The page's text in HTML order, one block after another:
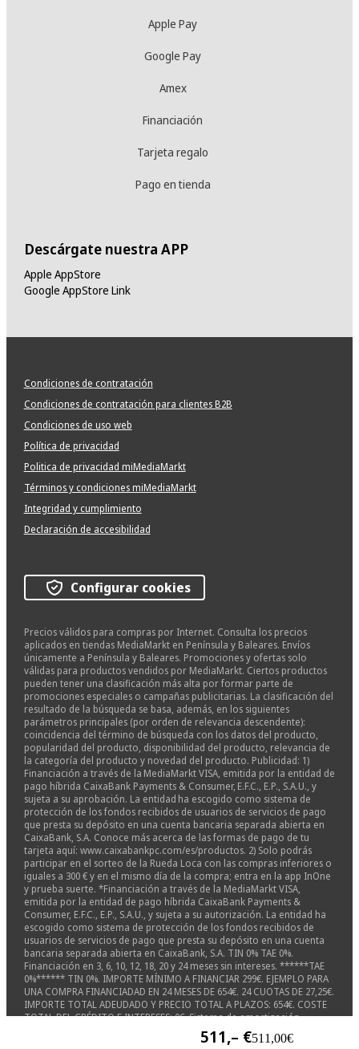
511,– €511,00€
Apple Pay
Google Pay
Amex
Financiación
Tarjeta regalo
Pago en tienda
Descárgate nuestra APP
Apple AppStore
Google AppStore Link
Condiciones de contratación
Condiciones de contratación para clientes B2B
Condiciones de uso web
Política de privacidad
Politica de privacidad miMediaMarkt
Términos y condiciones miMediaMarkt
Integridad y cumplimiento
Declaración de accesibilidad
Configurar cookies
Precios válidos para compras por Internet. Consulta los precios
aplicados en tiendas MediaMarkt en Península y Baleares. Envíos
únicamente a Península y Baleares. Promociones y ofertas solo
válidas para productos vendidos por MediaMarkt. Ciertos productos
pueden tener una clasificación más alta por formar parte de
promociones especiales o campañas publicitarias. La clasificación del
resultado de la búsqueda se basa, además, en los siguientes
parámetros principales (por orden de relevancia descendente):
coincidencia del término de búsqueda con los datos del producto,
popularidad del producto, disponibilidad del producto, relevancia de
la categoría del producto y novedad del producto. Publicidad: 1)
Financiación a través de la MediaMarkt VISA, emitida por la entidad de
pago híbrida CaixaBank Payments & Consumer, E.F.C., E.P., S.A.U., y
sujeta a su aprobación. La entidad ha escogido como sistema de
protección de los fondos recibidos de usuarios de servicios de pago
que presta su depósito en una cuenta bancaria separada abierta en
CaixaBank, S.A. Conoce más acerca de las formas de pago de tu
tarjeta aquí: www.caixabankpc.com/es/productos. 2) Solo podrás
participar en el sorteo de la Rueda Loca con las compras inferiores o
iguales a 300 € y en el mismo día de la compra; entra en la app InOne
y prueba suerte. *Financiación a través de la MediaMarkt VISA,
emitida por la entidad de pago híbrida CaixaBank Payments &
Consumer, E.F.C., E.P., S.A.U., y sujeta a su autorización. La entidad ha
escogido como sistema de protección de los fondos recibidos de
usuarios de servicios de pago que presta su depósito en una cuenta
bancaria separada abierta en CaixaBank, S.A. TIN 0% TAE 0%.
Financiación en 3, 6, 10, 12, 18, 20 y 24 meses sin intereses. ******TAE
0%****** TIN 0%. IMPORTE MÍNIMO A FINANCIAR 299€. EJEMPLO PARA
UNA COMPRA FINANCIADAD EN 24 MESES DE 654€. 24 CUOTAS DE 27,25€.
IMPORTE TOTAL ADEUDADO Y PRECIO TOTAL A PLAZOS: 654€. COSTE
TOTAL DEL CRÉDITO E INTERESES: 0€. Sistema de amortización
francés. Financiación 0% Samsung ZFlip ZFold 8 Watch9 y Ultra2 válida
desde el 22/07/2026 15:00hs al 31/08/2026 23:59hs en nuestras tiendas